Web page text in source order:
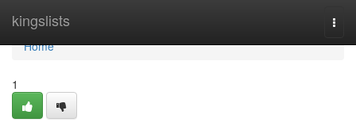
kingslists
Home
Home
1